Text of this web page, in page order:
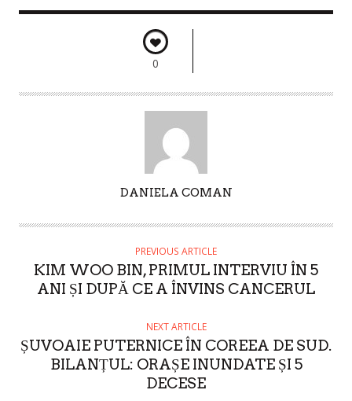
0
T
DANIELA COMAN
PREVIOUS ARTICLE
KIM WOO BIN, PRIMUL INTERVIU ÎN 5
ANI ȘI DUPĂ CE A ÎNVINS CANCERUL
NEXT ARTICLE
ȘUVOAIE PUTERNICE ÎN COREEA DE SUD.
BILANȚUL: ORAȘE INUNDATE ȘI 5
DECESE